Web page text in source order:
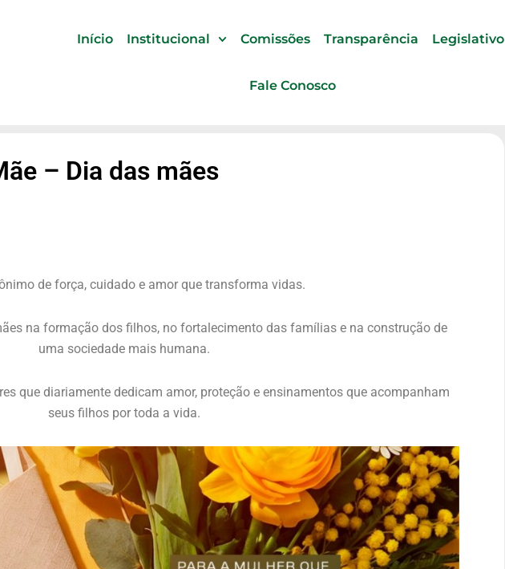
Início Institucional Comissões Transparência Legislativo
Fale Conosco
– Dia das mães
de força, cuidado e amor que transforma vidas.
na formação dos filhos, no fortalecimento das famílias e na construção de
uma sociedade mais humana.
que diariamente dedicam amor, proteção e ensinamentos que acompanham
seus filhos por toda a vida.